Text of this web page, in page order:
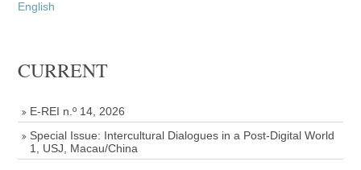
English
CURRENT
E-REI n.º 14, 2026
Special Issue: Intercultural Dialogues in a Post-Digital World
1, USJ, Macau/China